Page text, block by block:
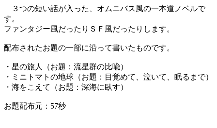
３つの短い話が入った、オムニバス風の一本道ノベルで
す。
ファンタジー風だったりＳＦ風だったりします。
配布されたお題の一部に沿って書いたものです。
・星の旅人（お題：流星群の比喩）
・ミニトマトの地球（お題：目覚めて、泣いて、眠るまで）
・海をこえて（お題：深海に臥す）
お題配布元：57秒